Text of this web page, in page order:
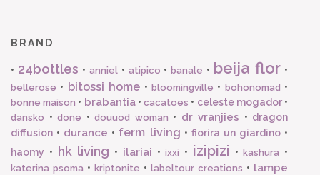
BRAND
• 24bottles • anniel• atipico •banale • beija flor •
bellerose • bitossi home • bloomingville • bohonomad •
bonne maison • brabantia•cacatoes • celeste mogador•
dansko • done • douuod woman • dr vranjies • dragon
diffusion • durance • ferm living • fiorira un giardino•
haomy • hk living • ilariai •ixxi • izipizi •kashura •
katerina psoma • kriptonite • labeltour creations • lampe